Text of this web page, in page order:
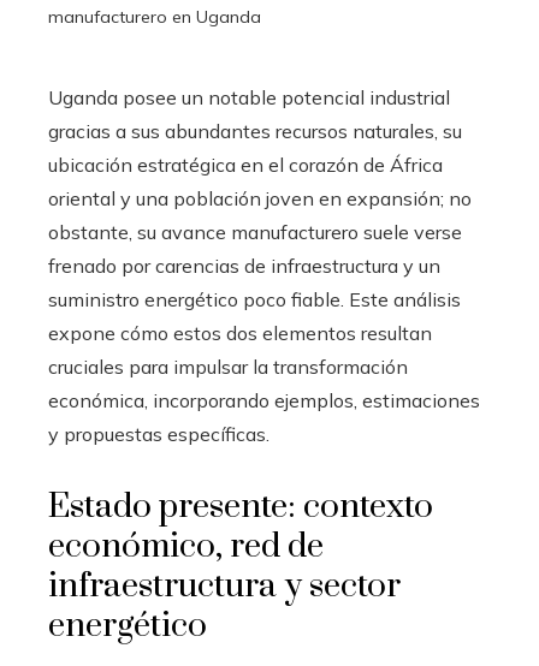
manufacturero en Uganda
Uganda posee un notable potencial industrial
gracias a sus abundantes recursos naturales, su
ubicación estratégica en el corazón de África
oriental y una población joven en expansión; no
obstante, su avance manufacturero suele verse
frenado por carencias de infraestructura y un
suministro energético poco fiable. Este análisis
expone cómo estos dos elementos resultan
cruciales para impulsar la transformación
económica, incorporando ejemplos, estimaciones
y propuestas específicas.
Estado presente: contexto
económico, red de
infraestructura y sector
energético